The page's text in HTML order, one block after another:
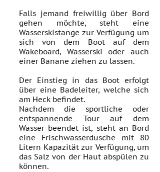
Falls jemand freiwillig über Bord
gehen möchte, steht eine
Wasserskistange zur Verfügung um
sich von dem Boot auf dem
Wakeboard, Wasserski oder auch
einer Banane ziehen zu lassen.
Der Einstieg in das Boot erfolgt
über eine Badeleiter, welche sich
am Heck befindet.
Nachdem die sportliche oder
entspannende Tour auf dem
Wasser beendet ist, steht an Bord
eine Frischwasserdusche mit 80
Litern Kapazität zur Verfügung, um
das Salz von der Haut abspülen zu
können.